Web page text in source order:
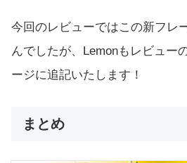
今回のレビューではこの新フレ
んでしたが、Lemonもレビュー
ージに追記いたします！
まとめ